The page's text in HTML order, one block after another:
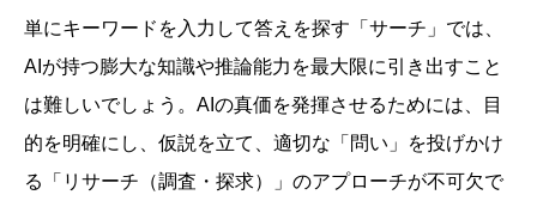
単にキーワードを入力して答えを探す「サーチ」では、
AIが持つ膨大な知識や推論能力を最大限に引き出すこと
は難しいでしょう。AIの真価を発揮させるためには、目
的を明確にし、仮説を立て、適切な「問い」を投げかけ
る「リサーチ（調査・探求）」のアプローチが不可欠で